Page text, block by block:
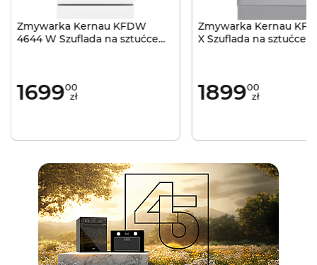
Zmywarka Kernau KFDW
4644 W Szuflada na sztućce
169900
zł
Zmywarka Kernau
X Szuflada na sztućce
189900
zł